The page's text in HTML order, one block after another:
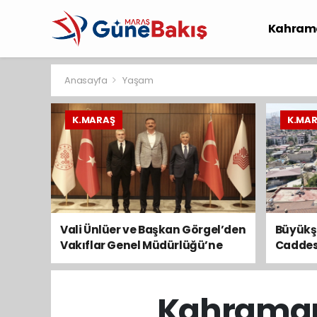
Anasayfa Yaşam
K.MARAŞ
Vali Ünlüer ve Başkan Görgel’den
Vakıflar Genel Müdürlüğü’ne
ziyaret